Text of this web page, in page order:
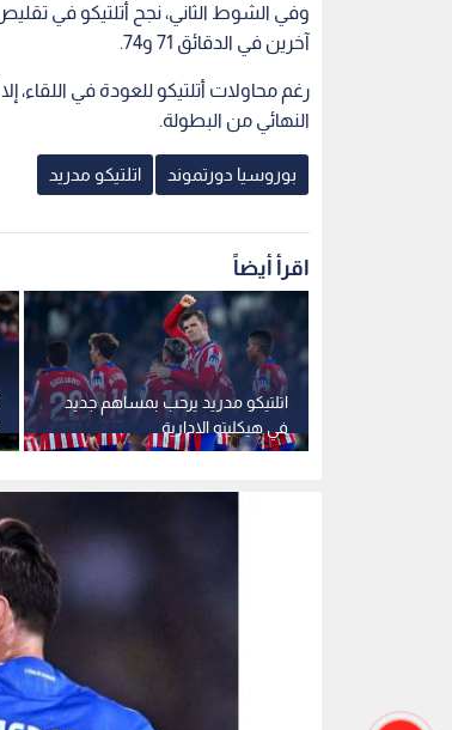
آخرين في الدقائق 71 و74.
النهائي من البطولة.
بوروسيا دورتموند اتلتيكو مدريد
اقرأ أيضاً
اتلتيكو مدريد يرحب بمساهم جديد
في هيكليته الادارية